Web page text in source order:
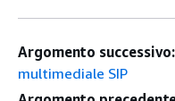
Argomento successivo:
multimediale SIP